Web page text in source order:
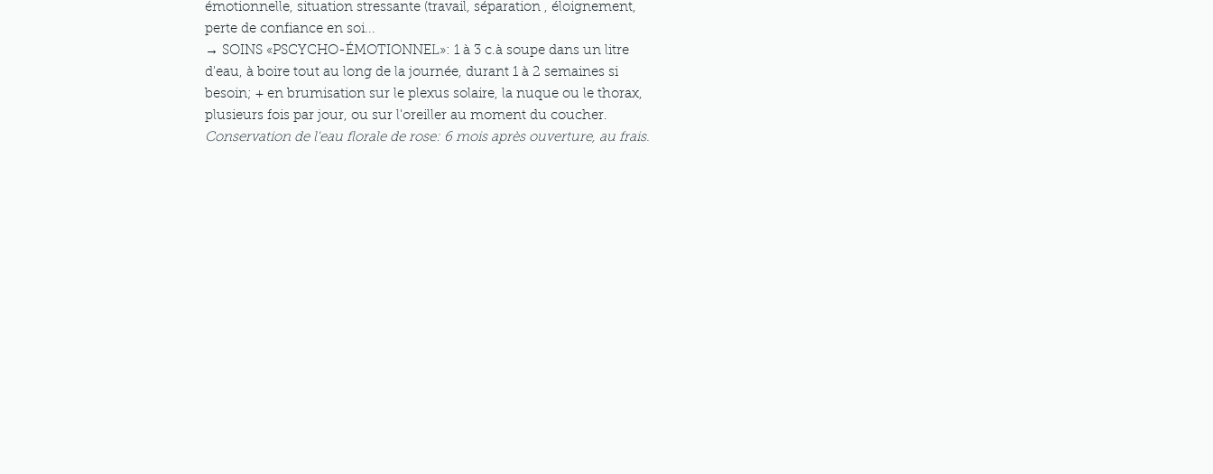
émotionnelle, situation stressante (travail, séparation , éloignement,
perte de confiance en soi...
→ SOINS «PSCYCHO-ÉMOTIONNEL»: 1 à 3 c.à soupe dans un litre
d'eau, à boire tout au long de la journée, durant 1 à 2 semaines si
besoin; + en brumisation sur le plexus solaire, la nuque ou le thorax,
plusieurs fois par jour, ou sur l'oreiller au moment du coucher.
Conservation de l'eau florale de rose: 6 mois après ouverture, au frais.